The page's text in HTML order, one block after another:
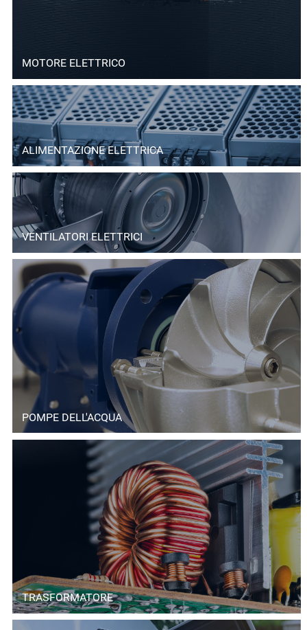
MOTORE ELETTRICO
ALIMENTAZIONE ELETTRICA
VENTILATORI ELETTRICI
POMPE DELL'ACQUA
TRASFORMATORE